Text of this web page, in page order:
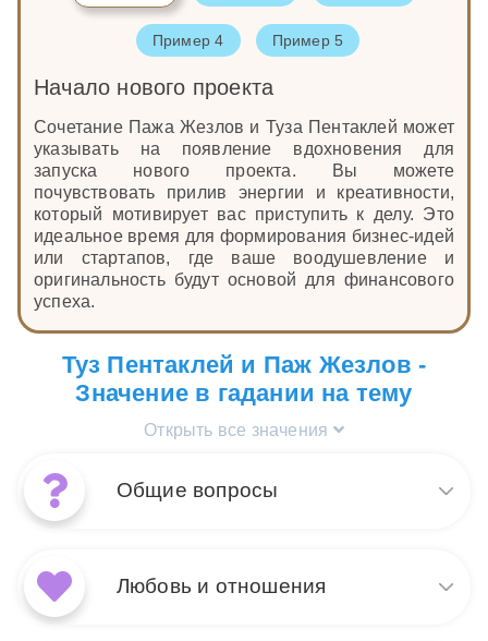
Пример 4 Пример 5
Начало нового проекта
Сочетание Пажа Жезлов и Туза Пентаклей может
указывать на появление вдохновения для
запуска нового проекта. Вы можете
почувствовать прилив энергии и креативности,
который мотивирует вас приступить к делу. Это
идеальное время для формирования бизнес-идей
или стартапов, где ваше воодушевление и
оригинальность будут основой для финансового
успеха.
Туз Пентаклей и Паж Жезлов -
Значение в гадании на тему
Открыть все значения
Общие вопросы
и Туз Пентаклей в общем
Любовь и отношения